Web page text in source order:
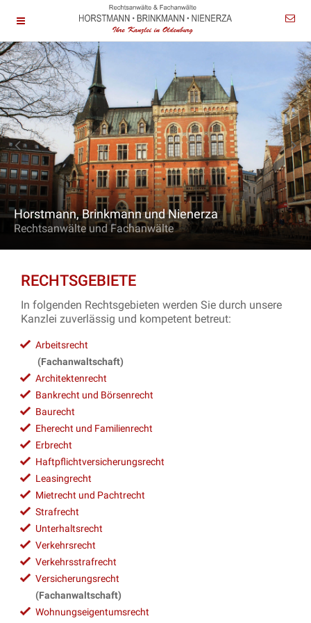
Horstmann, Brinkmann und Nienerza
Rechtsanwälte und Fachanwälte
RECHTSGEBIETE
In folgenden Rechtsgebieten werden Sie durch unsere
Kanzlei zuverlässig und kompetent betreut:
Arbeitsrecht
(Fachanwaltschaft)
Architektenrecht
Bankrecht und Börsenrecht
Baurecht
Eherecht und Familienrecht
Erbrecht
Haftpflichtversicherungsrecht
Leasingrecht
Mietrecht und Pachtrecht
Strafrecht
Unterhaltsrecht
Verkehrsrecht
Verkehrsstrafrecht
Versicherungsrecht
(Fachanwaltschaft)
Wohnungseigentumsrecht